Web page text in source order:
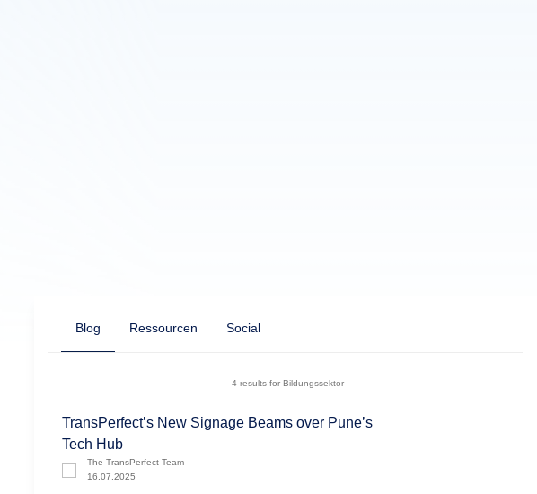
Blog Ressourcen Social
4 results for Bildungssektor
TransPerfect’s New Signage Beams over Pune’s
Tech Hub
The TransPerfect Team
16.07.2025